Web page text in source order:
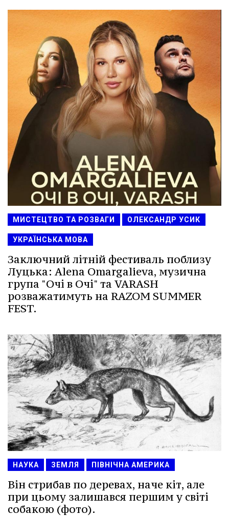
МИСТЕЦТВО ТА РОЗВАГИ ОЛЕКСАНДР УСИК
УКРАЇНСЬКА МОВА
Заключний літній фестиваль поблизу
Луцька: Alena Omargalieva, музична
група "Очі в Очі" та VARASH
розважатимуть на RAZOM SUMMER
FEST.
НАУКА ЗЕМЛЯ ПІВНІЧНА АМЕРИКА
Він стрибав по деревах, наче кіт, але
при цьому залишався першим у світі
собакою (фото).